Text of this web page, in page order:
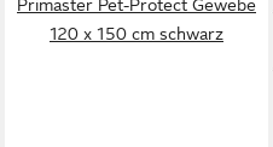
Primaster Pet-Protect Gewebe
120 x 150 cm schwarz